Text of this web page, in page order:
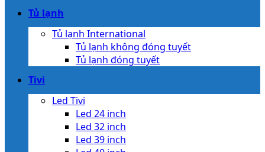
Tủ lạnh
Tủ lạnh International
Tủ lạnh không đóng tuyết
Tủ lạnh đóng tuyết
Tivi
Led Tivi
Led 24 inch
Led 32 inch
Led 39 inch